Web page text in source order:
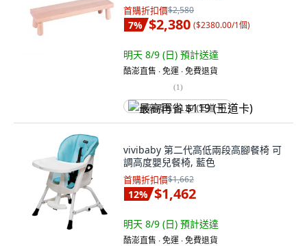
首購折扣價$2,580
7% $2,380 ($2380.00/1個)
明天 8/9 (日) 預計送達
酷澎直售 ∙ 免運 ∙ 免費退貨
(1)
最高再省 $119 (王道卡)
vivibaby 第二代高低兩段高腳餐椅 可
調高度嬰兒餐椅, 藍色
首購折扣價$1,662
12% $1,462
明天 8/9 (日) 預計送達
酷澎直售 ∙ 免運 ∙ 免費退貨